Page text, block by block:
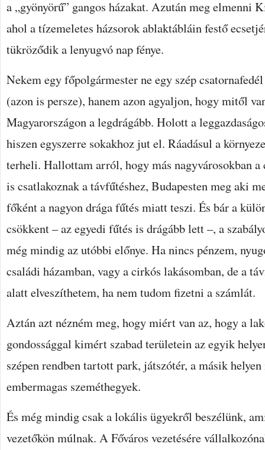
a „gyönyörű” gangos házakat. Azután meg elmenni
ahol a tízemeletes házsorok ablaktábláin festő
tükröződik a lenyugvó nap fénye.
Nekem egy főpolgármester ne egy szép
(azon is persze), hanem azon agyaljon, hogy mitől
Magyarországon a legdrágább. Holott a
hiszen egyszerre sokakhoz jut el. Ráadásul a
terheli. Hallottam arról, hogy más nagyvárosokban a
is csatlakoznak a távfűtéshez, Budapesten meg aki
főként a nagyon drága fűtés miatt teszi. És bár a
csökkent – az egyedi fűtés is drágább lett –, a
még mindig az utóbbi előnye. Ha nincs pénzem,
családi házamban, vagy a cirkós lakásomban, de a
alatt elveszíthetem, ha nem tudom fizetni a számlát.
Aztán azt nézném meg, hogy miért van az, hogy a
gondossággal kimért szabad területein az egyik
szépen rendben tartott park, játszótér, a másik
embermagas szeméthegyek.
És még mindig csak a lokális ügyekről beszélünk,
vezetőkön múlnak. A Főváros vezetésére